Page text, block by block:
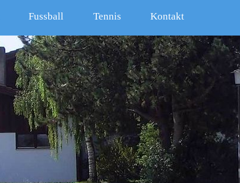
Fussball Tennis Kontakt